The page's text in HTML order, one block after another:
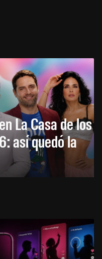
La Casa de los
así quedó la